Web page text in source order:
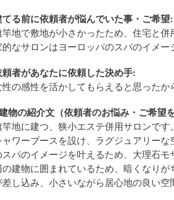
る前に依頼者が悩んでいた事・ご希望:
竿地で敷地が小さかったため、住宅と
なサロンはヨーロッパのスパのイメー
者があなたに依頼した決め手:
の感性を活かしてもらえると思ったか
物の紹介文（依頼者のお悩み・ご希望
竿地に建つ、狭小エステ併用サロンで
ャワーブースを設け、ラグジュアリー
スパのイメージを叶えるため、大理石
の建物に囲まれているため、暗くなり
差し込み、小さいながら居心地の良い空